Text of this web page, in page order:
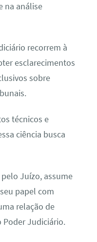
na análise
recorrem à
esclarecimentos
sobre
técnicos e
ciência busca
Juízo, assume
papel com
relação de
Poder Judiciário.